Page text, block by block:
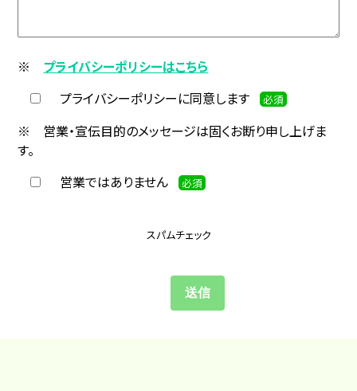
※ プライバシーポリシーはこちら
プライバシーポリシーに同意します
必須
※ 営業・宣伝目的のメッセージは固くお断り申し上げま
す。
営業ではありません
必須
スパムチェック